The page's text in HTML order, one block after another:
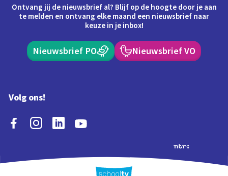
Ontvang jij de nieuwsbrief al? Blijf op de hoogte door je aan
te melden en ontvang elke maand een nieuwsbrief naar
keuze in je inbox!
Nieuwsbrief PO Nieuwsbrief VO
Volg ons!